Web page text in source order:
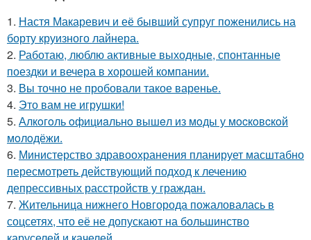
1. Настя Макаревич и её бывший супруг поженились на
борту круизного лайнера.
2. Работаю, люблю активные выходные, спонтанные
поездки и вечера в хорошей компании.
3. Вы точно не пробовали такое варенье.
4. Это вам не игрушки!
5. Алкoгoль oфициaльнo вышeл из мoды у мocкoвcкoй
мoлoдёжи.
6. Министерство здравоохранения планирует масштабно
пересмотреть действующий подход к лечению
депрессивных расстройств у граждан.
7. Жительница нижнего Новгорода пожаловалась в
соцсетях, что её не допускают на большинство